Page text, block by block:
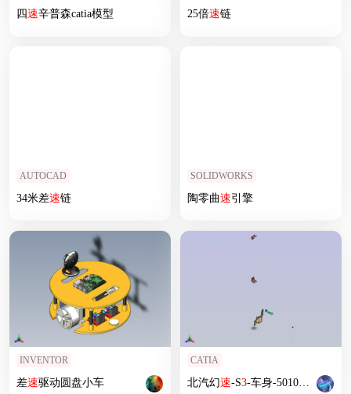
四速辛普森catia模型 25倍速链
AUTOCAD
34米差速链
SOLIDWORKS
陶零曲速引擎
INVENTOR
差速驱动圆盘小车
CATIA
北汽幻速-S3-车身-5010000-B42